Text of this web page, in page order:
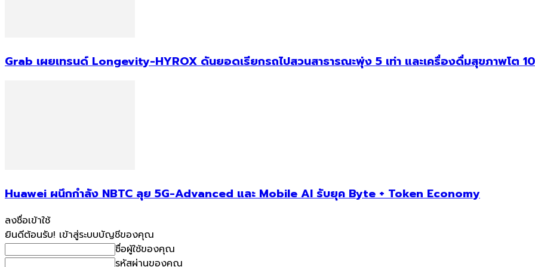
Grab เผยเทรนด์ Longevity-HYROX ดันยอดเรียกรถไปสวนสาธารณะพุ่ง 5 เท่า และเครื่องดื่มสุขภาพโต
Huawei ผนึกกำลัง NBTC ลุย 5G-Advanced และ Mobile AI รับยุค Byte + Token Economy
ลงชื่อเข้าใช้
ยินดีต้อนรับ! เข้าสู่ระบบบัญชีของคุณ
ชื่อผู้ใช้ของคุณ
รหัสผ่านของคุณ